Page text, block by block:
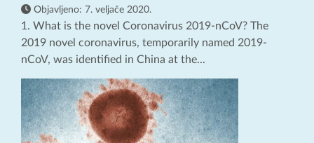
Objavljeno: 7. veljače 2020.
1. What is the novel Coronavirus 2019-nCoV? The
2019 novel coronavirus, temporarily named 2019-
nCoV, was identified in China at the...